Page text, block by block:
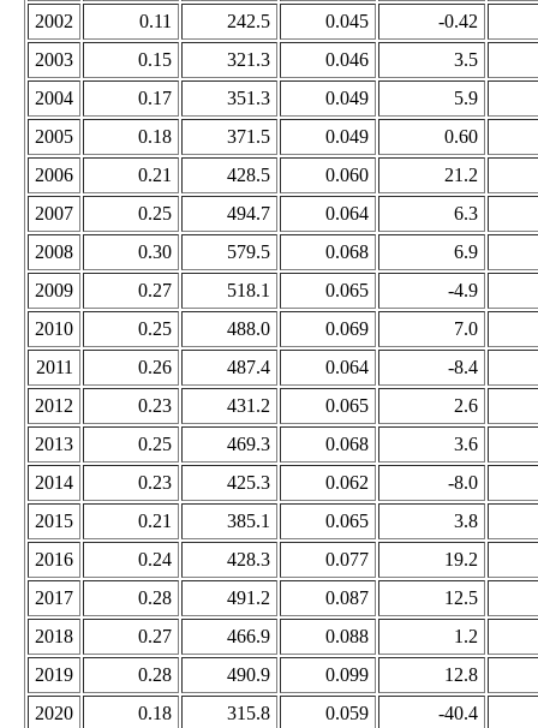
2002 0.11 242.5 0.045
-0.42
2003
0.15 321.3 0.046
3.5
2004
0.17 351.3 0.049
5.9
2005
0.18 371.5 0.049
0.60
2006
0.21 428.5 0.060
21.2
2007
0.25 494.7 0.064
6.3
2008
0.30 579.5 0.068
6.9
2009
0.27 518.1 0.065
-4.9
2010
0.25 488.0 0.069
7.0
2011
0.26 487.4 0.064
-8.4
2012
0.23 431.2 0.065
2.6
2013
0.25 469.3 0.068
3.6
2014
0.23 425.3 0.062
-8.0
2015
0.21 385.1 0.065
3.8
2016
0.24 428.3 0.077
19.2
2017
0.28 491.2 0.087
12.5
2018
0.27 466.9 0.088
1.2
2019
0.28 490.9 0.099
12.8
2020
0.18 315.8 0.059
-40.4